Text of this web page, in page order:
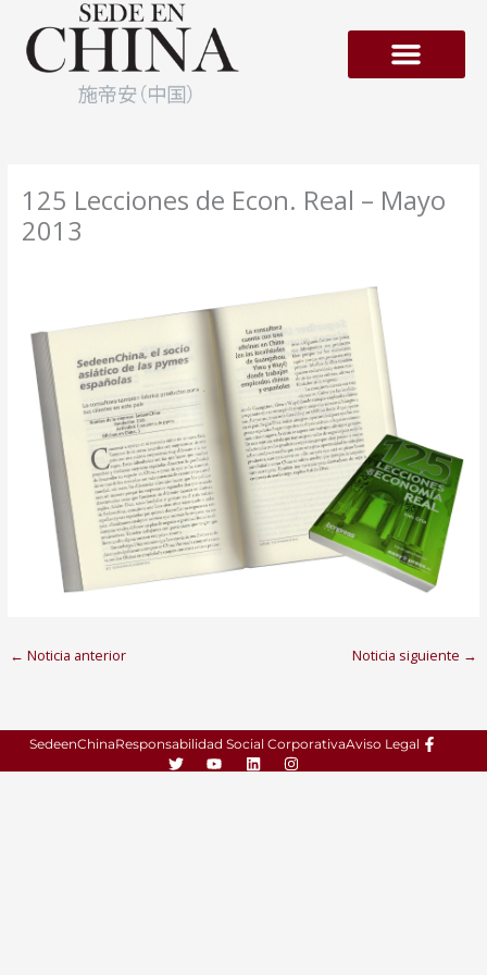
contenido
125 Lecciones de Econ. Real – Mayo
2013
← Noticia anterior Noticia siguiente →
SedeenChinaResponsabilidad Social CorporativaAviso Legal